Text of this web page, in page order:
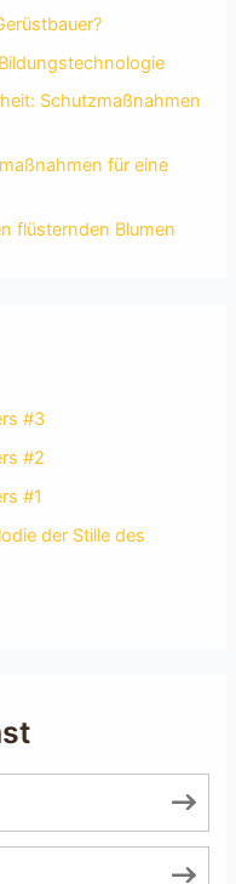
Schutzmaßnahmen
für eine
flüsternden Blumen
#3
#2
#1
der Stille des